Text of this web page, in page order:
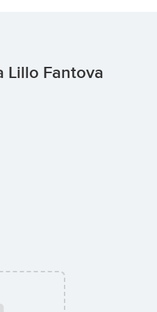
Lillo Fantova